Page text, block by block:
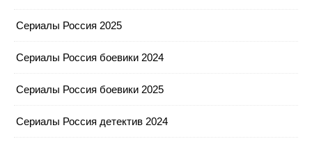
Сериалы Россия 2025
Сериалы Россия боевики 2024
Сериалы Россия боевики 2025
Сериалы Россия детектив 2024